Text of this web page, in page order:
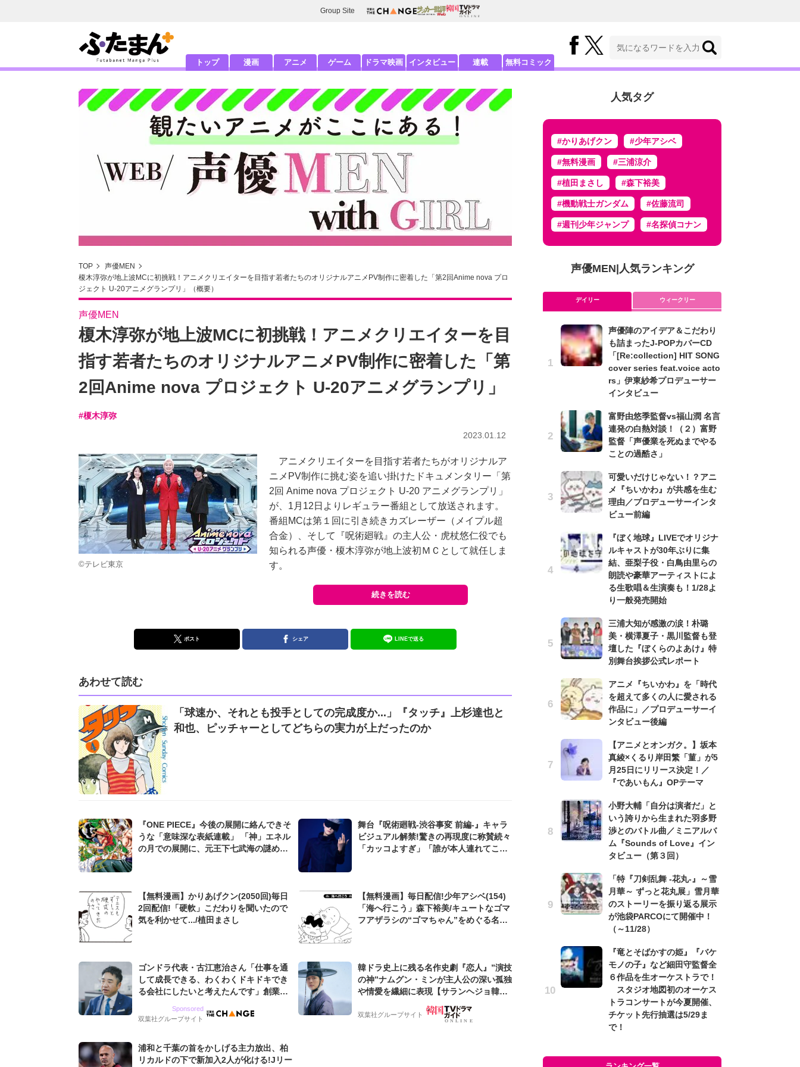
Group Site
トップ 漫画 アニメ ゲーム ドラマ映画 インタビュー 連載 無料コミック
TOP
声優MEN
榎木淳弥が地上波MCに初挑戦！アニメクリエイターを目指す若者たちのオリジナルアニメPV制作に密着した「第2回Anime nova プロ
ジェクト U-20アニメグランプリ」（概要）
声優MEN
榎木淳弥が地上波MCに初挑戦！アニメクリエイターを目
指す若者たちのオリジナルアニメPV制作に密着した「第
2回Anime nova プロジェクト U-20アニメグランプリ」
#榎木淳弥
2023.01.12
©テレビ東京
アニメクリエイターを目指す若者たちがオリジナルア
ニメPV制作に挑む姿を追い掛けたドキュメンタリー「第
2回 Anime nova プロジェクト U-20 アニメグランプリ」
が、1月12日よりレギュラー番組として放送されます。
番組MCは第１回に引き続きカズレーザー（メイプル超
合金）、そして『呪術廻戦』の主人公・虎杖悠仁役でも
知られる声優・榎木淳弥が地上波初ＭＣとして就任しま
す。
続きを読む
ポスト シェア LINEで送る
あわせて読む
「球速か、それとも投手としての完成度か...」『タッチ』上杉達也と
和也、ピッチャーとしてどちらの実力が上だったのか
『ONE PIECE』今後の展開に絡んできそ
うな「意味深な表紙連載」 「神」エネル
の月での展開に、元王下七武海の謎めい
舞台『呪術廻戦-渋谷事変 前編-』キャラ
ビジュアル解禁!驚きの再現度に称賛続々
「カッコよすぎ」「誰が本人連れてこい
【無料漫画】かりあげクン(2050回)毎日
2回配信!「硬軟」こだわりを聞いたので
気を利かせて.../植田まさし
【無料漫画】毎日配信!少年アシベ(154)
「海へ行こう」森下裕美/キュートなゴマ
フアザラシの“ゴマちゃん”をめぐる名作
ゴンドラ代表・古江恵治さん「仕事を通
して成長できる、わくわくドキドキでき
る会社にしたいと考えたんです」創業来
グ会社のアイデンティティ
Sponsored
双葉社グループサイト
韓ドラ史上に残る名作史劇『恋人』”演技
の神”ナムグン・ミンが主人公の深い孤独
や情愛を繊細に表現【サランヘジョ韓ド
双葉社グループサイト
浦和と千葉の首をかしげる主力放出、柏
リカルドの下で新加入2人が化ける!Jリー
人気タグ
#かりあげクン #少年アシベ
#無料漫画 #三浦涼介
#植田まさし #森下裕美
#機動戦士ガンダム #佐藤流司
#週刊少年ジャンプ #名探偵コナン
声優MEN| 人気ランキング
デイリー ウィークリー
声優陣のアイデア＆こだわり
も詰まったJ-POPカバーCD
「[Re:collection] HIT SONG
cover series feat.voice acto
rs」伊東紗希プロデューサー
インタビュー
富野由悠季監督vs福山潤 名言
連発の白熱対談！（２）富野
監督「声優業を死ぬまでやる
ことの過酷さ」
可愛いだけじゃない！？アニ
メ『ちいかわ』が共感を生む
理由／プロデューサーインタ
ビュー前編
『ぼく地球』LIVEでオリジナ
ルキャストが30年ぶりに集
結、亜梨子役・白鳥由里らの
朗読や豪華アーティストによ
る生歌唱＆生演奏も！1/28よ
り一般発売開始
三浦大知が感激の涙！朴璐
美・横澤夏子・黒川監督も登
壇した『ぼくらのよあけ』特
別舞台挨拶公式レポート
アニメ『ちいかわ』を「時代
を超えて多くの人に愛される
作品に」／プロデューサーイ
ンタビュー後編
【アニメとオンガク。】坂本
真綾×くるり岸田繁「菫」が5
月25日にリリース決定！／
『であいもん』OPテーマ
小野大輔「自分は演者だ」と
いう誇りから生まれた羽多野
渉とのバトル曲／ミニアルバ
ム『Sounds of Love』イン
タビュー（第３回）
「特『刀剣乱舞 -花丸-』～雪
月華～ ずっと花丸展」雪月華
のストーリーを振り返る展示
が池袋PARCOにて開催中！
（～11/28）
『竜とそばかすの姫』『バケ
モノの子』など細田守監督全
６作品を生オーケストラで！
スタジオ地図初のオーケス
トラコンサートが今夏開催、
チケット先行抽選は5/29ま
で！